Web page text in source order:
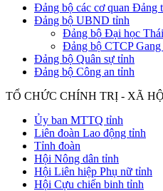
Đảng bộ các cơ quan Đảng
Đảng bộ UBND tỉnh
Đảng bộ Đại học
Đảng bộ CTCP
Đảng bộ Quân sự tỉnh
Đảng bộ Công an tỉnh
TỔ CHỨC CHÍNH TRỊ - XÃ
Ủy ban MTTQ tỉnh
Liên đoàn Lao động tỉnh
Tỉnh đoàn
Hội Nông dân tỉnh
Hội Liên hiệp Phụ nữ tỉnh
Hội Cựu chiến binh tỉnh